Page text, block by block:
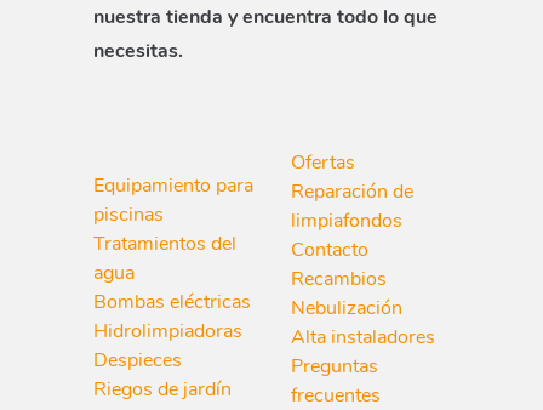
nuestra tienda y encuentra todo lo que
necesitas.
Equipamiento para
piscinas
Tratamientos del
agua
Bombas eléctricas
Hidrolimpiadoras
Despieces
Riegos de jardín
Ofertas
Reparación de
limpiafondos
Contacto
Recambios
Nebulización
Alta instaladores
Preguntas
frecuentes